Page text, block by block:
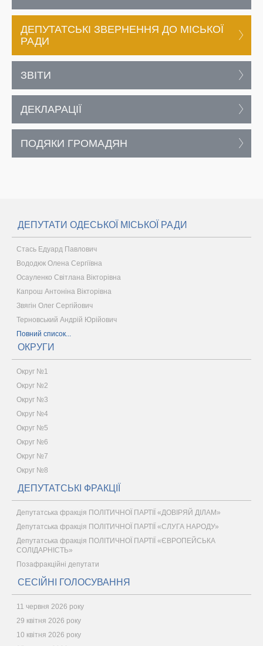
ДЕПУТАТСЬКІ ЗВЕРНЕННЯ ДО МІСЬКОЇ
РАДИ
ЗВІТИ
ДЕКЛАРАЦІЇ
ПОДЯКИ ГРОМАДЯН
ДЕПУТАТИ ОДЕСЬКОЇ МІСЬКОЇ РАДИ
Стась Едуард Павлович
Вододюк Олена Сергіївна
Осауленко Світлана Вікторівна
Капрош Антоніна Вікторівна
Звягін Олег Сергійович
Терновський Андрій Юрійович
Повний список...
ОКРУГИ
Округ №1
Округ №2
Округ №3
Округ №4
Округ №5
Округ №6
Округ №7
Округ №8
ДЕПУТАТСЬКІ ФРАКЦІЇ
Депутатська фракція ПОЛІТИЧНОЇ ПАРТІЇ «ДОВІРЯЙ ДІЛАМ»
Депутатська фракція ПОЛІТИЧНОЇ ПАРТІЇ «СЛУГА НАРОДУ»
Депутатська фракція ПОЛІТИЧНОЇ ПАРТІЇ «ЄВРОПЕЙСЬКА
СОЛІДАРНІСТЬ»
Позафракційні депутати
СЕСІЙНІ ГОЛОСУВАННЯ
11 червня 2026 року
29 квітня 2026 року
10 квітня 2026 року